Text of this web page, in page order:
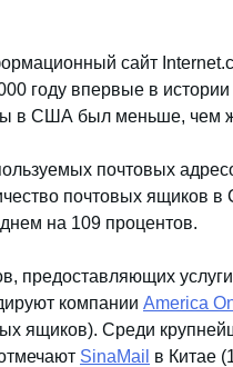
сайт
году впервые в
в США был меньше, чем
почтовых
почтовых ящиков
на 109 процентов.
предоставляющих
компании America
ящиков). Среди
SinaMail в Китае